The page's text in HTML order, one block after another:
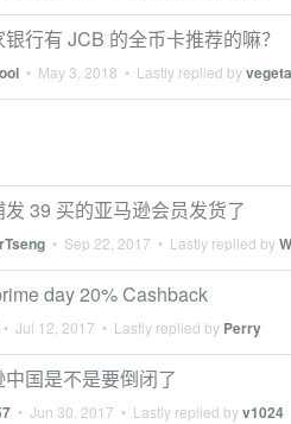
行有 JCB 的全币卡推荐的嘛？
• May 3, 2018 • Lastly replied by
发 39 买的亚马逊会员发货了
• Sep 22, 2017 • Lastly replied by
day 20% Cashback
• Jul 12, 2017 • Lastly replied by Perry
中国是不是要倒闭了
• Jun 30, 2017 • Lastly replied byv1024